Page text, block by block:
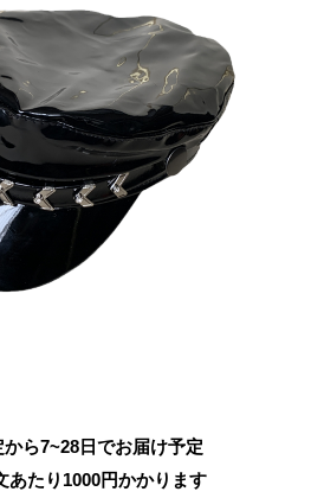
ら7~28日でお届け予定
あたり 1000円かかります